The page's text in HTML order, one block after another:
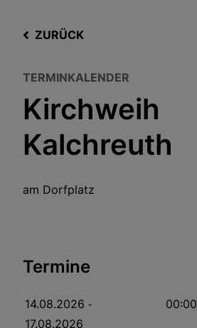
ZURÜCK
TERMINKALENDER
Kirchweih
Kalchreuth
am Dorfplatz
Termine
14.08.2026 ‐
17.08.2026
00:00